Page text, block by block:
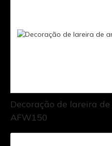
Decoração de lareira
AFW150